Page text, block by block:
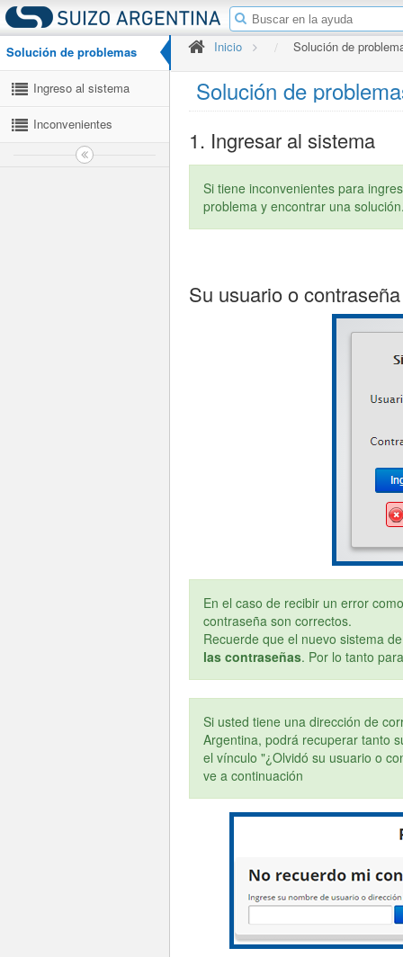
Solución de problemas
Ingreso al sistema
Inconvenientes
generales del sistema
Inicio Solución de
Solución de
1. Ingresar al sistema
Si tiene inconvenientes para
problema y encontrar una
Su usuario o
En el caso de recibir un error
contraseña son correctos.
Recuerde que el nuevo sistema
las contraseñas. Por lo tanto
Si usted tiene una dirección de
Argentina, podrá recuperar tanto
el vínculo "¿Olvidó su usuario o
ve a continuación